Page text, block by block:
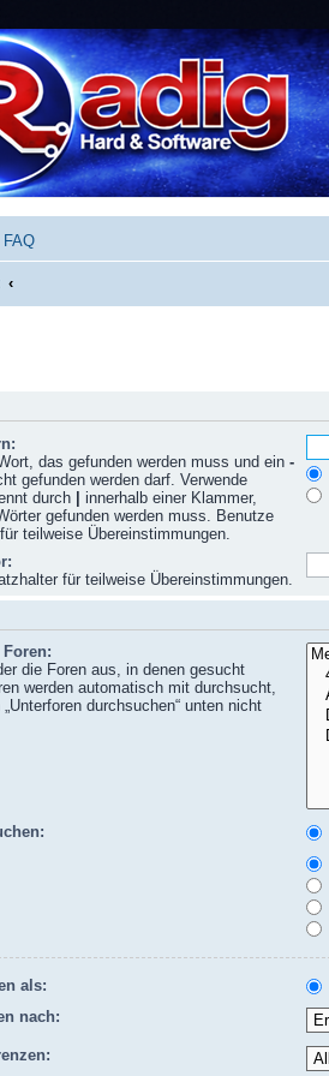
FAQ
das gefunden werden muss und ein -
gefunden werden darf. Verwende
durch
innerhalb einer Klammer,
gefunden werden muss. Benutze
teilweise Übereinstimmungen.
für teilweise Übereinstimmungen.
die Foren aus, in denen gesucht
werden automatisch mit durchsucht,
durchsuchen“ unten nicht
als:
nach: